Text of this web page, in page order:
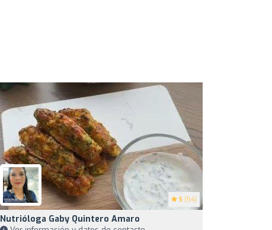
5 (54)
Nutrióloga Gaby Quintero Amaro